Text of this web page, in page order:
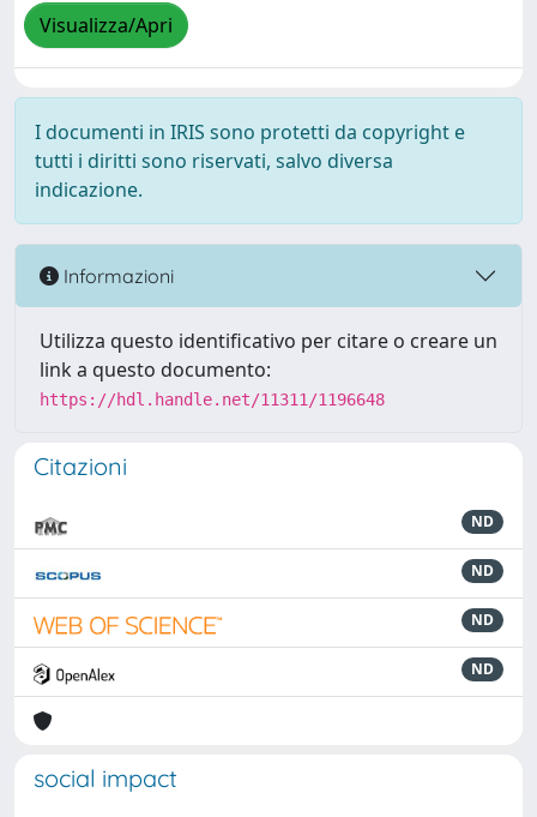
Visualizza/Apri
I documenti in IRIS sono protetti da copyright e
tutti i diritti sono riservati, salvo diversa
indicazione.
Informazioni
Utilizza questo identificativo per citare o creare un
link a questo documento:
https://hdl.handle.net/11311/1196648
Citazioni
ND
ND
ND
ND
social impact